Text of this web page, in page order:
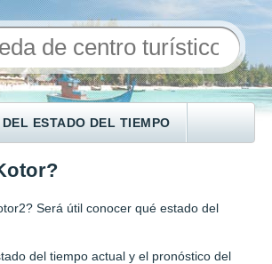
ESTADO DEL TIEMPO
Será útil conocer qué estado del
del tiempo actual y el pronóstico del